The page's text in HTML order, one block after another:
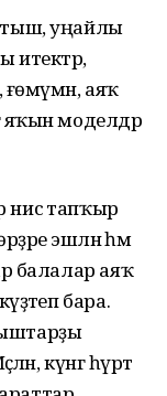
тыш, уңайлы
итектәр,
ғөмүмән, аяҡ
моделдәр
тапҡыр
эшләнә һәм
балалар аяҡ
бара.
күнгә һүрәт